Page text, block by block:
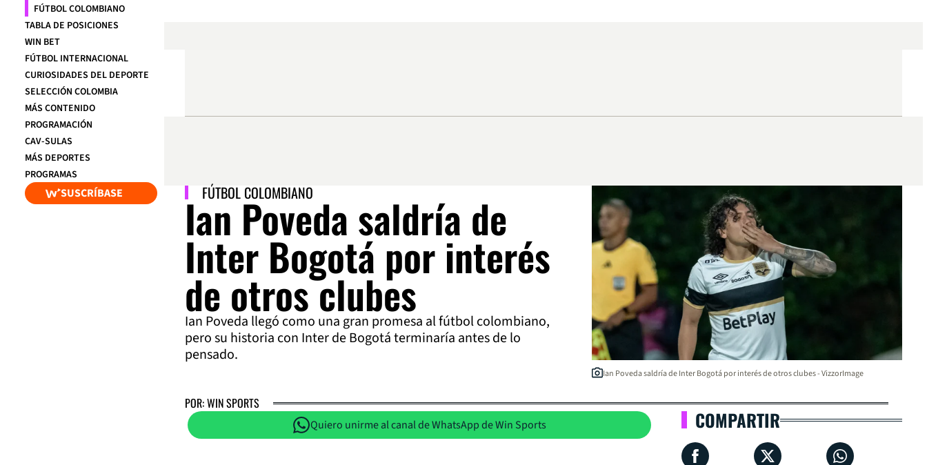
FÚTBOL COLOMBIANO
TABLA DE POSICIONES
WIN BET
FÚTBOL INTERNACIONAL
CURIOSIDADES DEL DEPORTE
SELECCIÓN COLOMBIA
MÁS CONTENIDO
PROGRAMACIÓN
CAV-SULAS
MÁS DEPORTES
PROGRAMAS
SUSCRÍBASE FÚTBOL COLOMBIANO
Ian Poveda saldría de
Inter Bogotá por interés
de otros clubes
Ian Poveda llegó como una gran promesa al fútbol colombiano,
pero su historia con Inter de Bogotá terminaría antes de lo
pensado.
Ian Poveda saldría de Inter Bogotá por interés de otros clubes - VizzorImage
POR: WIN SPORTS
Quiero unirme al canal de WhatsApp de Win Sports COMPARTIR